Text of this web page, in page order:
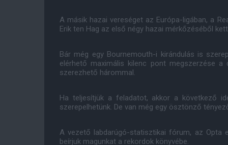
A másik hazai vereséget az Európa-ligában, a
Erik ten Hag az első négy hazai mérkőzéséből
Bár még egy Bournemouth-i kirándulás is
elérhető maximális kilenc pont megszerzése
szerezhető hárommal.
Ha teljesítjük a feladatot, akkor a következő
szerepelhetünk. De van még egy ösztönző
A vezető labdarúgó-statisztikai fórum, az Opta
beírjuk magunkat a rekordok könyvébe.